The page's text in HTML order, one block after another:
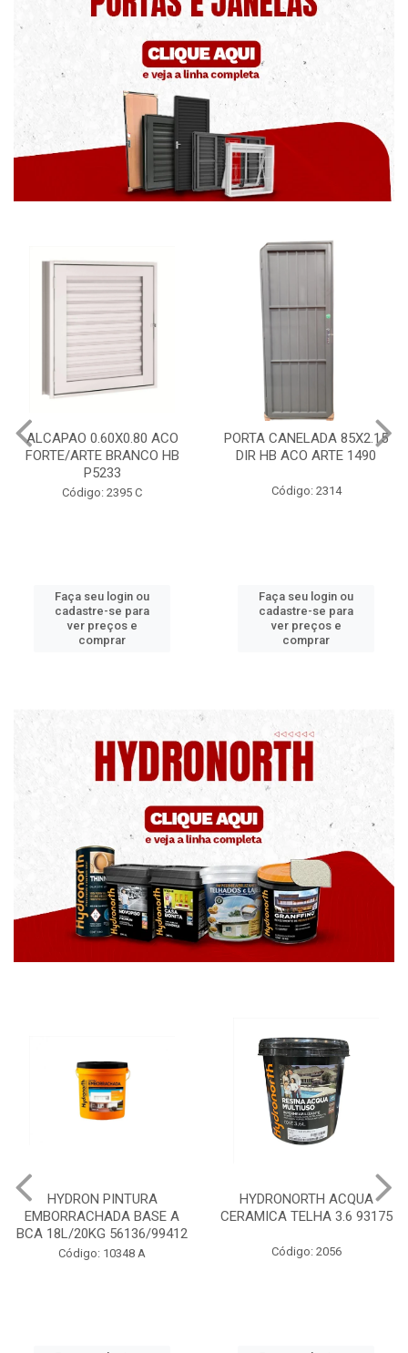
0.60X0.80 ACO
ARTE BRANCO HB
P5233
Código: 2395 C
Faça seu login ou
cadastre-se para
ver preços e
comprar
PORTA CANELADA 85X2.15
DIR HB ACO ARTE 1490
Código: 2314
Faça seu login ou
cadastre-se para
ver preços e
comprar
HYDRONORTH ACQUA
CERAMICA TELHA 3.6 93175
Código: 2056
HYDRONORTH
PEDRAS MARROCOS
Código: 10383 B